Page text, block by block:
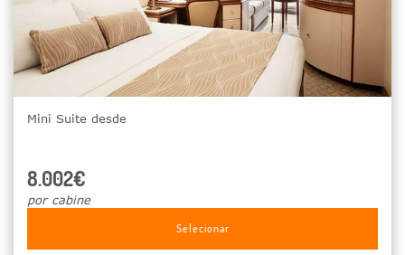
Mini Suite desde
8.002€
por cabine
Selecionar